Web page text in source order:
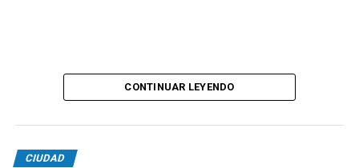
CONTINUAR LEYENDO
CIUDAD